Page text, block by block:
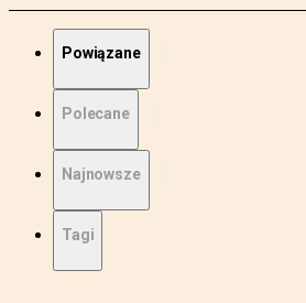
Powiązane
Polecane
Najnowsze
Tagi